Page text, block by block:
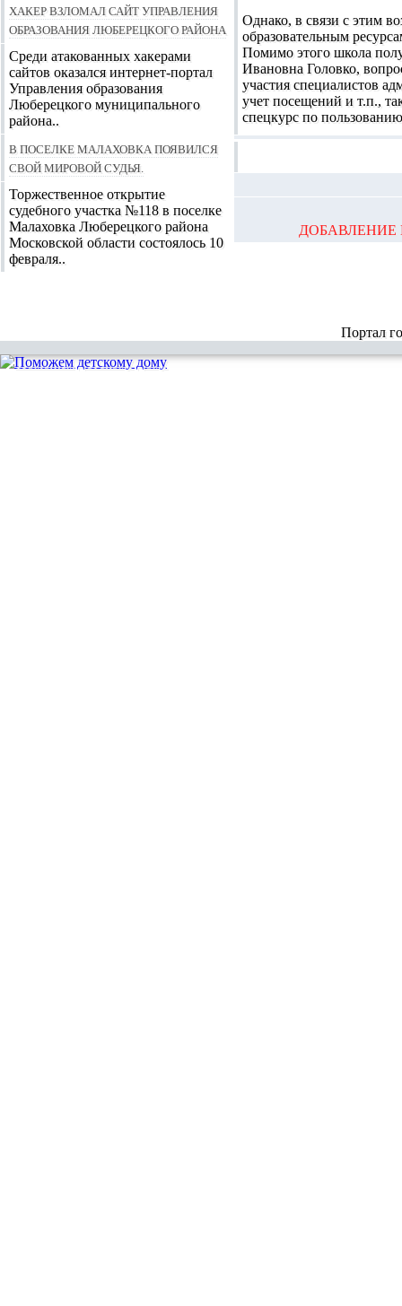
Однако, в связи с этим
образовательным
Помимо этого школа
Ивановна Головко,
участия специалистов
учет посещений и т.п.,
спецкурс по
ДОБАВЛЕНИЕ
Хакер взломал сайт Управления
образования Люберецкого района
Среди атакованных хакерами
сайтов оказался интернет-портал
Управления образования
Люберецкого муниципального
района..
В поселке Малаховка появился
свой мировой судья.
Торжественное открытие
судебного участка №118 в поселке
Малаховка Люберецкого района
Московской области состоялось 10
февраля..
Портал